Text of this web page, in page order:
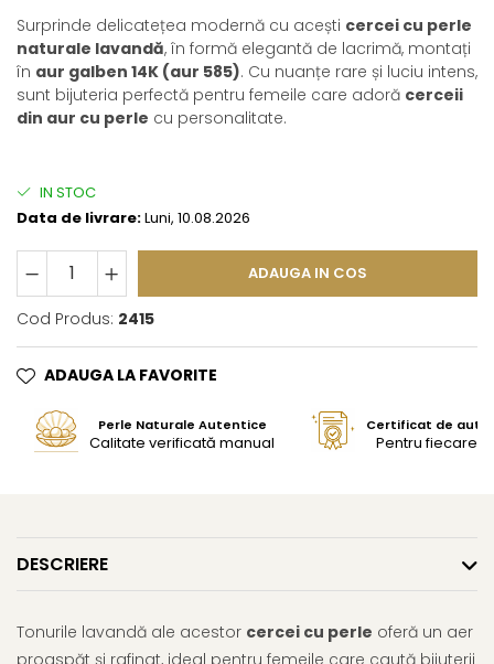
Surprinde delicatețea modernă cu acești cercei cu perle
naturale lavandă, în formă elegantă de lacrimă, montați
în aur galben 14K (aur 585). Cu nuanțe rare și luciu intens,
sunt bijuteria perfectă pentru femeile care adoră cerceii
din aur cu perle cu personalitate.
IN STOC
Data de livrare:Luni, 10.08.2026
ADAUGA IN COS
Cod Produs: 2415
ADAUGA LA FAVORITE
Perle Naturale Autentice
Calitate verificată manual
Certificat de
Pentru fiecare
DESCRIERE
Tonurile lavandă ale acestor cercei cu perle oferă un aer